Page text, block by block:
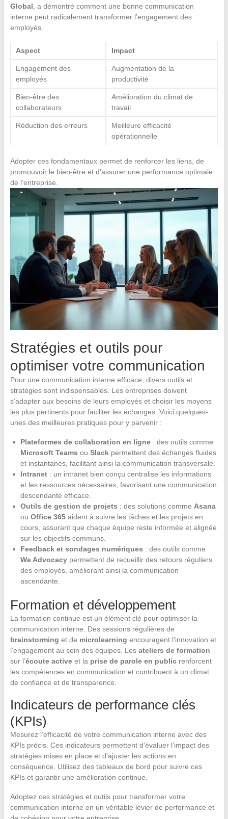
Global , a démontré comment une bonne communication
interne peut radicalement transformer l’engagement des
employés.
Aspect Impact
Engagement des
employés
Augmentation de la
productivité
Bien-être des
collaborateurs
Amélioration du climat de
travail
Réduction des erreurs
Meilleure efficacité
opérationnelle
Adopter ces fondamentaux permet de renforcer les liens, de
promouvoir le bien-être et d’assurer une performance optimale
de l’entreprise.
Stratégies et outils pour
optimiser votre communication
Pour une communication interne efficace, divers outils et
stratégies sont indispensables. Les entreprises doivent
s’adapter aux besoins de leurs employés et choisir les moyens
les plus pertinents pour faciliter les échanges. Voici quelques-
unes des meilleures pratiques pour y parvenir :
Plateformes de collaboration en ligne: des outils comme
Microsoft Teams ou Slackpermettent des échanges fluides
et instantanés, facilitant ainsi la communication transversale.
Intranet: un intranet bien conçu centralise les informations
et les ressources nécessaires, favorisant une communication
descendante efficace.
Outils de gestion de projets : des solutions comme Asana
ou Office 365aident à suivre les tâches et les projets en
cours, assurant que chaque équipe reste informée et alignée
sur les objectifs communs.
Feedback et sondages numériques : des outils comme
We Advocacypermettent de recueillir des retours réguliers
des employés, améliorant ainsi la communication
ascendante.
Formation et développement
La formation continue est un élément clé pour optimiser la
communication interne. Des sessions régulières de
brainstorming et de microlearning encouragent l’innovation et
l’engagement au sein des équipes. Les ateliers de formation
sur l’écoute activeet la prise de parole en publicrenforcent
les compétences en communication et contribuent à un climat
de confiance et de transparence.
Indicateurs de performance clés
(KPIs)
Mesurez l’efficacité de votre communication interne avec des
KPIs précis. Ces indicateurs permettent d’évaluer l’impact des
stratégies mises en place et d’ajuster les actions en
conséquence. Utilisez des tableaux de bord pour suivre ces
KPIs et garantir une amélioration continue.
Adoptez ces stratégies et outils pour transformer votre
communication interne en un véritable levier de performance et